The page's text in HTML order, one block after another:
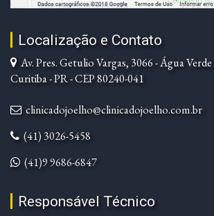
Localização e Contato
Av. Pres. Getulio Vargas, 3066 - Água Verde
Curitiba - PR - CEP 80240-041
clinicadojoelho@clinicadojoelho.com.br
(41) 3026-5458
(41)9 9686-6847
Responsável Técnico